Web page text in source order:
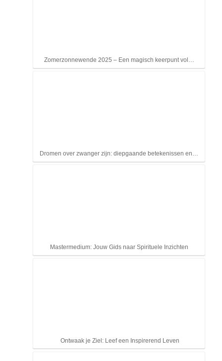
Zomerzonnewende 2025 – Een magisch keerpunt vol…
Dromen over zwanger zijn: diepgaande betekenissen en…
Mastermedium: Jouw Gids naar Spirituele Inzichten
Ontwaak je Ziel: Leef een Inspirerend Leven